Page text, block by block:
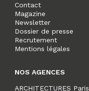
Contact
Magazine
Newsletter
Dossier de presse
Recrutement
Mentions légales
NOS AGENCES
ARCHITECTURES Paris